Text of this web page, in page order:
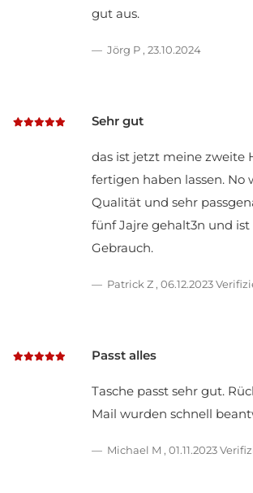
gut aus.
Jörg P , 23.10.2024
Sehr gut
das ist jetzt meine zweite
fertigen haben lassen. No
Qualität und sehr
fünf Jajre gehalt3n und
Gebrauch.
Patrick Z , 06.12.2023
Passt alles
Tasche passt sehr gut.
Mail wurden schnell
Michael M , 01.11.2023